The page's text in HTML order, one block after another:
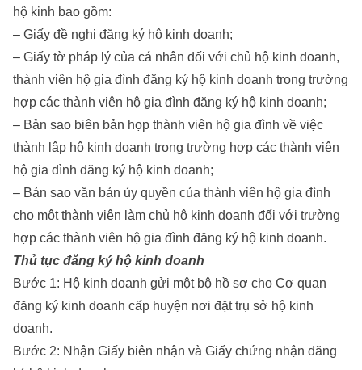
hộ kinh bao gồm:
– Giấy đề nghị đăng ký hộ kinh doanh;
– Giấy tờ pháp lý của cá nhân đối với chủ hộ kinh doanh,
thành viên hộ gia đình đăng ký hộ kinh doanh trong trường
hợp các thành viên hộ gia đình đăng ký hộ kinh doanh;
– Bản sao biên bản họp thành viên hộ gia đình về việc
thành lập hộ kinh doanh trong trường hợp các thành viên
hộ gia đình đăng ký hộ kinh doanh;
– Bản sao văn bản ủy quyền của thành viên hộ gia đình
cho một thành viên làm chủ hộ kinh doanh đối với trường
hợp các thành viên hộ gia đình đăng ký hộ kinh doanh.
Thủ tục đăng ký hộ kinh doanh
Bước 1: Hộ kinh doanh gửi một bộ hồ sơ cho Cơ quan
đăng ký kinh doanh cấp huyện nơi đặt trụ sở hộ kinh
doanh.
Bước 2: Nhận Giấy biên nhận và Giấy chứng nhận đăng